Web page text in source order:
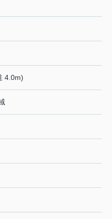
4.0m)